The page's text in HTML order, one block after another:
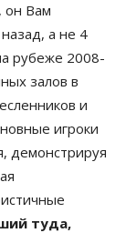
он Вам
а не 4
рубеже 2008-
залов в
и
игроки
демонстрируя
туда,